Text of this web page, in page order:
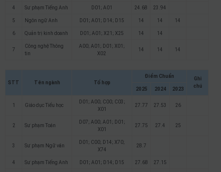
4 Sư phạm Tiếng Anh D01; A01 24.68 23.94
5 Ngôn ngữ Anh D01; A01; D14; D15 14 14 14
6 Quản trị kinh doanh D01; A01; X21; X25 14 14
7
Công nghệ Thông
tin
A00; A01; D01; X01;
X02
14 14 14
STT Tên ngành Tổ hợp
Điểm Chuẩn
Ghi
chú
2025 2024 2023
1 Giáo dục Tiểu học
D01; A00; C00; C03;
X01
27.77 27.53 26
2 Sư phạm Toán
D07; A00; A01; D01;
X01
27.75 27.4 25
3 Sư phạm Ngữ văn
D01; C00; D14; X70;
X74
28.7
4 Sư phạm Tiếng Anh D01; A01; D14; D15 27.68 27.15